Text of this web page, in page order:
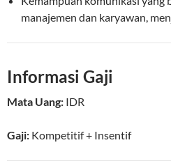
manajemen dan karyawan,
Informasi Gaji
Mata Uang: IDR
Gaji: Kompetitif+ Insentif